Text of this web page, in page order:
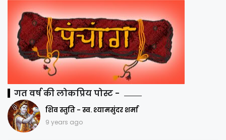
गत वर्ष की लोकप्रिय पोस्ट -
शिव स्तुति - स्व. श्यामसुंदर शर्मा
9 years ago